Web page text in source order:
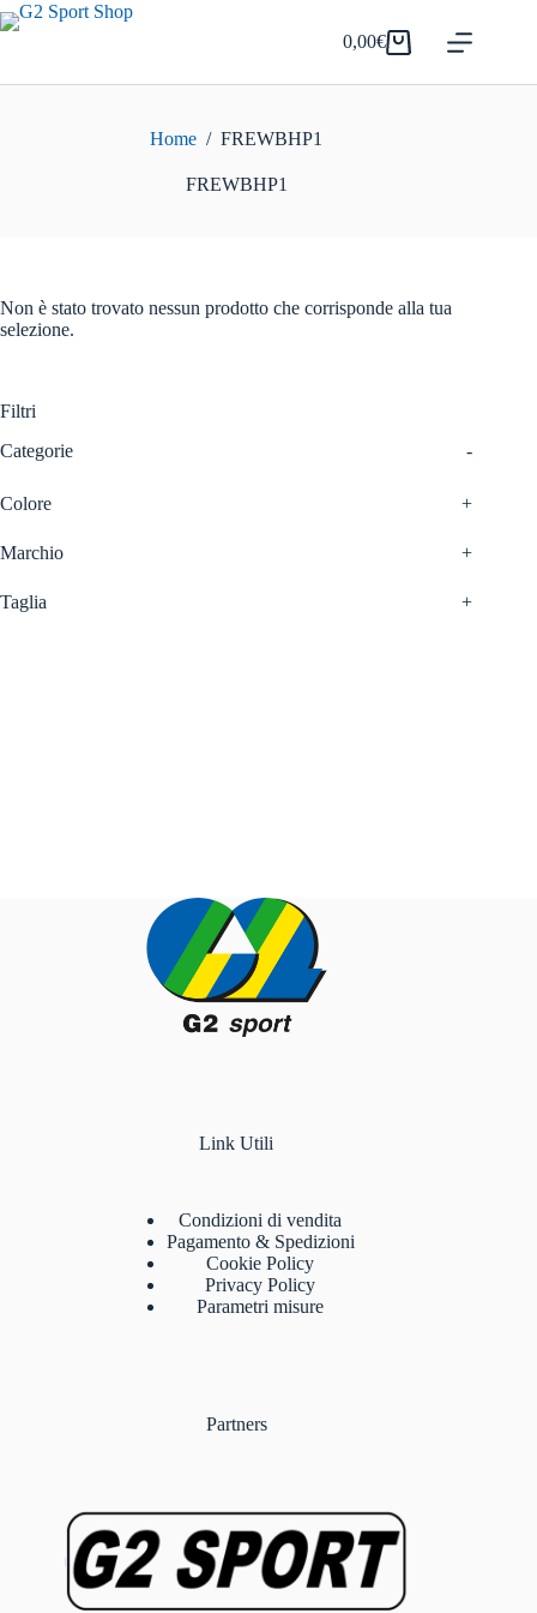
Salta
al
Carrello
0,00€
Home / FREWBHP1
FREWBHP1
Non è stato trovato nessun prodotto che corrisponde alla tua
selezione.
Filtri
Categorie
-
Colore +
Marchio +
Taglia +
Link Utili
Condizioni di vendita
Pagamento & Spedizioni
Cookie Policy
Privacy Policy
Parametri misure
Partners